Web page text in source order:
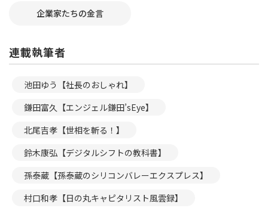
企業家たちの金言
連載執筆者
池田ゆう【社長のおしゃれ】
鎌田富久【エンジェル鎌田’sEye】
北尾吉孝【世相を斬る！】
鈴木康弘【デジタルシフトの教科書】
孫泰蔵【孫泰蔵のシリコンバレーエクスプレス】
村口和孝【日の丸キャピタリスト風雲録】